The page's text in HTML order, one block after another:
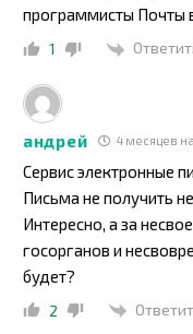
программисты Почты
1
андрей 4 месяцев
Сервис электронные
Письма не получить
Интересно, а за
госорганов и
будет?
2